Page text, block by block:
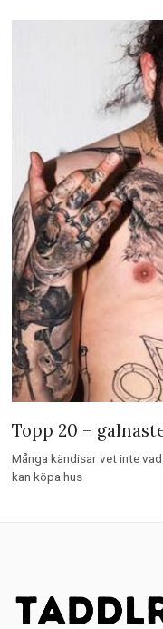
Topp 20 –
Många kändisar vet inte
kan köpa hus